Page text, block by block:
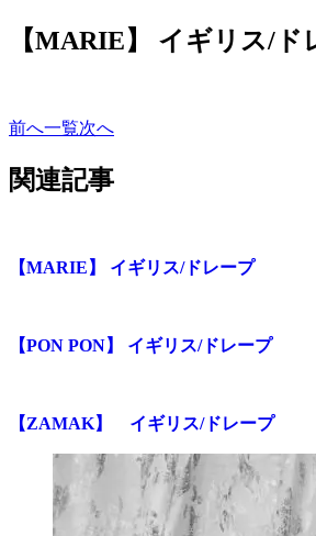
【MARIE】 イギリス/ド
前へ一覧次へ
関連記事
【MARIE】 イギリス/ドレープ
【PON PON】 イギリス/ドレープ
【ZAMAK】 イギリス/ドレープ